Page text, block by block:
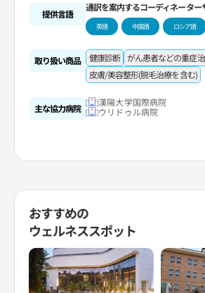
K-観光の人気スポットを安心
ルワンストップサービスのプ
しており、個人観光客および
に特化したサービスを提供して
*安心保険＆ケアサービス(個別
行者保険)
*空港コンシェルジュ(出迎え・
シェルジュ(シティツアー、テ
タッフCSO(仁川空港および観
*K-観光客向けにデジタルコン
を提供
提供言語
通訳を案内するコーディネーター
英語 中国語 ロシア語
取り扱い商品 健康診断 がん患者などの重症
皮膚/美容整形(脱毛治療を含む)
主な協力病院
漢陽大学国際病院
ウリドゥル病院
おすすめの
ウェルネススポット